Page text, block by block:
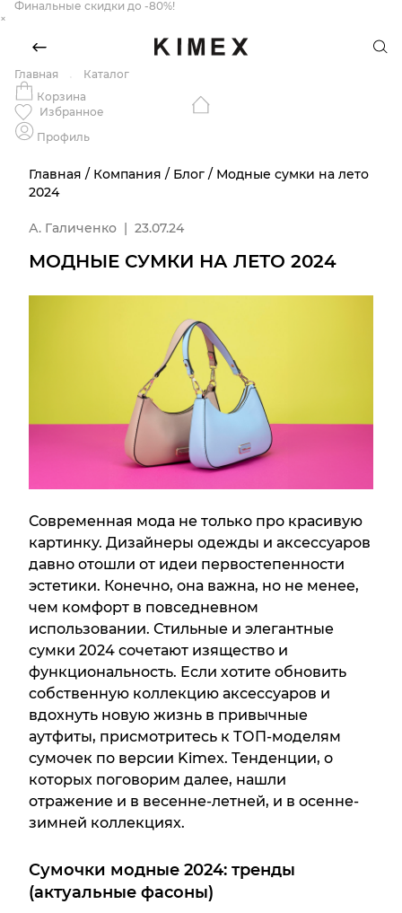
Финальные скидки до -80%!
×
Главная
Каталог
Корзина
Избранное
Профиль
Главная / Компания / Блог / Модные сумки на лето
2024
А. Галиченко | 23.07.24
МОДНЫЕ СУМКИ НА ЛЕТО 2024
Современная мода не только про красивую
картинку. Дизайнеры одежды и аксессуаров
давно отошли от идеи первостепенности
эстетики. Конечно, она важна, но не менее,
чем комфорт в повседневном
использовании. Стильные и элегантные
сумки 2024 сочетают изящество и
функциональность. Если хотите обновить
собственную коллекцию аксессуаров и
вдохнуть новую жизнь в привычные
аутфиты, присмотритесь к ТОП-моделям
сумочек по версии Kimex. Тенденции, о
которых поговорим далее, нашли
отражение и в весенне-летней, и в осенне-
зимней коллекциях.
Сумочки модные 2024: тренды
(актуальные фасоны)